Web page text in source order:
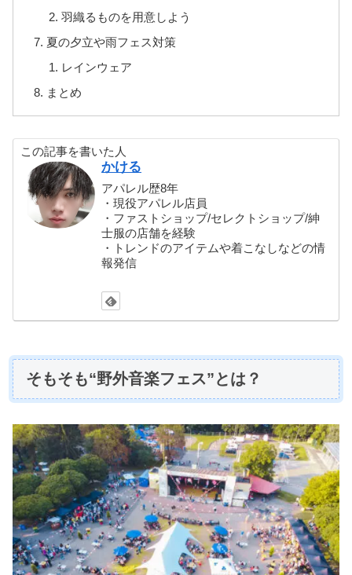
羽織るものを用意しよう
夏の夕立や雨フェス対策
レインウェア
まとめ
この記事を書いた人
かける
アパレル歴8年
・現役アパレル店員
・ファストショップ/セレクトショップ/紳
士服の店舗を経験
・トレンドのアイテムや着こなしなどの情
報発信
そもそも“野外音楽フェス”とは？